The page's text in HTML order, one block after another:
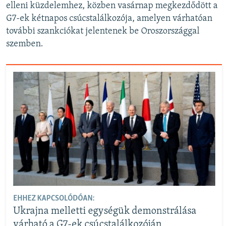
elleni küzdelemhez, közben vasárnap megkezdődött a
G7-ek kétnapos csúcstalálkozója, amelyen várhatóan
további szankciókat jelentenek be Oroszországgal
szemben.
EHHEZ KAPCSOLÓDÓAN:
Ukrajna melletti egységük demonstrálása